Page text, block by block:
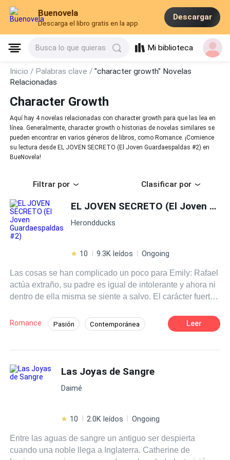
Buenovela
Descarga el libro gratis en la app
Descargar
Busca lo que quieras Mi biblioteca
Inicio / Palabras clave /"character growth" Novelas
Relacionadas
Character Growth
Aquí hay 4 novelas relacionadas con character growth para que las lea en
línea. Generalmente, character growth o historias de novelas similares se
pueden encontrar en varios géneros de libros, como Romance. ¡Comience
su lectura desde EL JOVEN SECRETO (El Joven Guardaespaldas #2) en
BueNovela!
Filtrar por Clasificar por
EL JOVEN SECRETO (El Joven Guardaespaldas #2)
Herondducks
10 9.3K leídos Ongoing
Las cosas se han complicado un poco para Emily: Rafael
actúa extraño, su padre es igual de intolerante y ahora ni
dentro de ella misma se siente a salvo. El carácter fuerte
la rebeldía aumenta vertiginosamente, deparando un
futuro incierto que puede convertirse en catastrófico. Este
Romance Pasión Contemporánea
Rebelde Independiente
Leer
Las Joyas de Sangre
Daimé
10 2.0K leídos Ongoing
Entre las aguas de sangre un antiguo ser despierta
cuando una noble llega a Inglaterra. Catherine de